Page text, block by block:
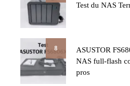
Test du NAS
8
ASUSTOR
NAS full-flash
pros